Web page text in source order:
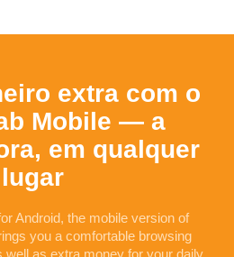
extra com o
Mobile — a
em qualquer
lugar
Android, the mobile version of
you a comfortable browsing
well as extra money for your daily